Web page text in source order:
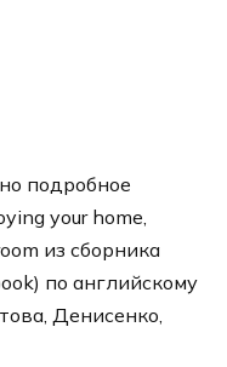
подробное
your home,
из сборника
по английскому
Денисенко,